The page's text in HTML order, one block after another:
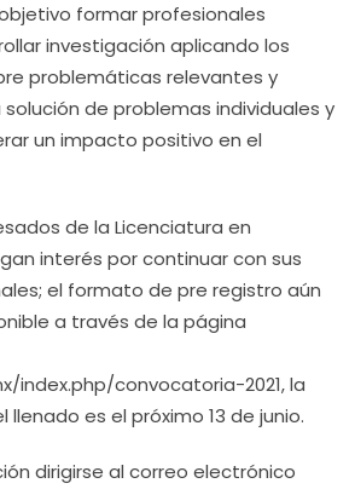
formar profesionales
investigación aplicando los
problemáticas relevantes y
de problemas individuales y
un impacto positivo en el
de la Licenciatura en
interés por continuar con sus
el formato de pre registro aún
a través de la página
index.php/convocatoria-2021, la
es el próximo 13 de junio.
dirigirse al correo electrónico